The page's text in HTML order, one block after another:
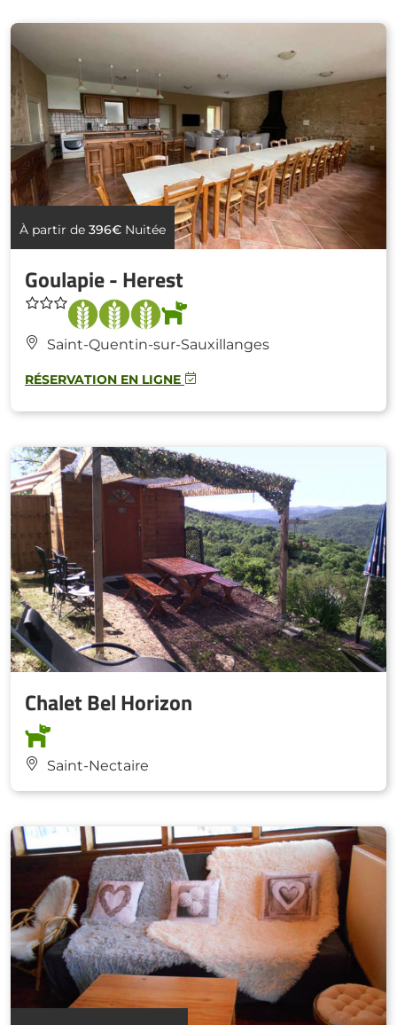
À partir de 396€ Nuitée
Goulapie - Herest
Saint-Quentin-sur-Sauxillanges
RÉSERVATION EN LIGNE
Chalet Bel Horizon
Saint-Nectaire